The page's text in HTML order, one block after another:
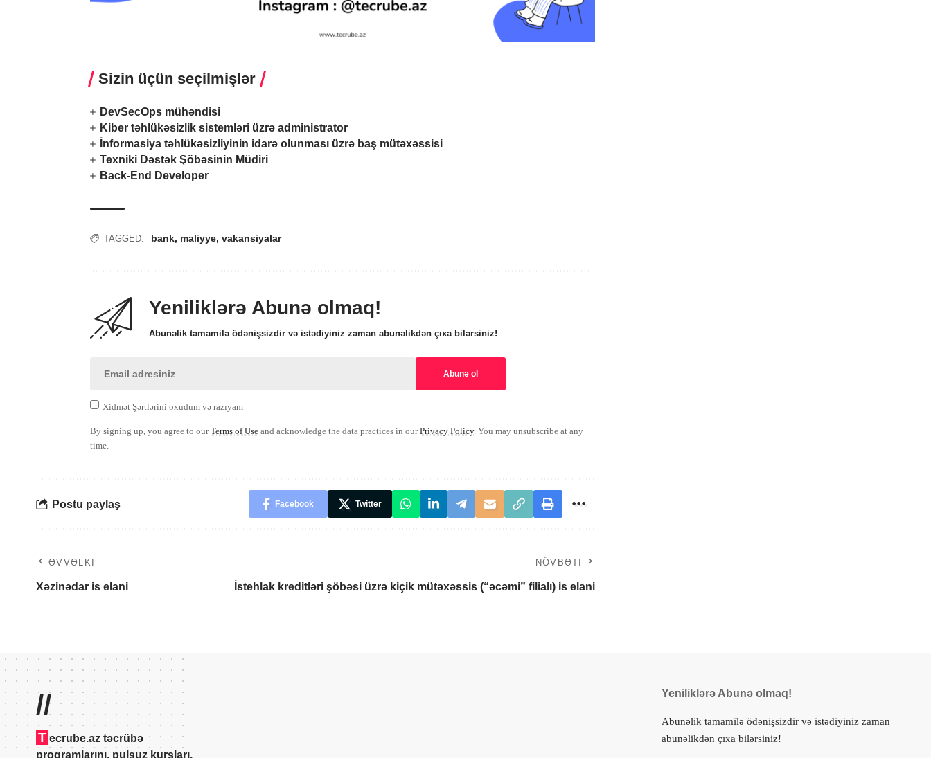
Sizin üçün seçilmişlər
DevSecOps mühəndisi
Kiber təhlükəsizlik sistemləri üzrə administrator
İnformasiya təhlükəsizliyinin idarə olunması üzrə baş mütəxəssisi
Texniki Dəstək Şöbəsinin Müdiri
Back-End Developer
TAGGED: bank, maliyye, vakansiyalar
Yeniliklərə Abunə olmaq!
Abunəlik tamamilə ödənişsizdir və istədiyiniz zaman abunəlikdən çıxa bilərsiniz!
Xidmət Şərtlərini oxudum və razıyam
By signing up, you agree to ourTerms of Use and acknowledge the data practices in ourPrivacy Policy. You may unsubscribe at any
time.
Postu paylaş Facebook Twitter
ƏVVƏLKI
Xəzinədar is elani
NÖVBƏTI
İstehlak kreditləri şöbəsi üzrə kiçik mütəxəssis (“əcəmi” filialı) is elani
//
T ecrube.az təcrübə
proqramlarını, pulsuz kursları,
Yeniliklərə Abunə olmaq!
Abunəlik tamamilə ödənişsizdir və istədiyiniz zaman
abunəlikdən çıxa bilərsiniz!